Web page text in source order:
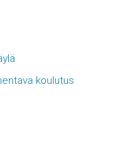
koulutus